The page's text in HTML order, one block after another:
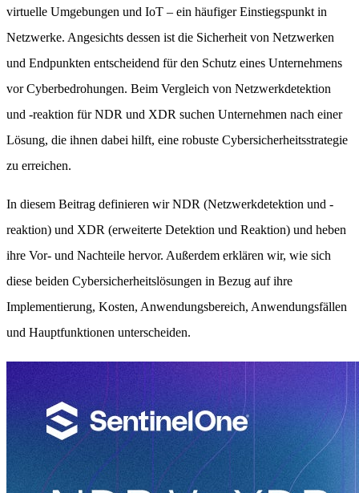
virtuelle Umgebungen und IoT – ein häufiger Einstiegspunkt in
Netzwerke. Angesichts dessen ist die Sicherheit von Netzwerken
und Endpunkten entscheidend für den Schutz eines Unternehmens
vor Cyberbedrohungen. Beim Vergleich von Netzwerkdetektion
und -reaktion für NDR und XDR suchen Unternehmen nach einer
Lösung, die ihnen dabei hilft, eine robuste Cybersicherheitsstrategie
zu erreichen.
In diesem Beitrag definieren wir NDR (Netzwerkdetektion und -
reaktion) und XDR (erweiterte Detektion und Reaktion) und heben
ihre Vor- und Nachteile hervor. Außerdem erklären wir, wie sich
diese beiden Cybersicherheitslösungen in Bezug auf ihre
Implementierung, Kosten, Anwendungsbereich, Anwendungsfällen
und Hauptfunktionen unterscheiden.